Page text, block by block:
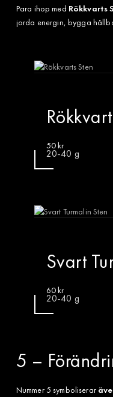
Para ihop med Rökkvarts
jorda energin, bygga
50kr
20-40 g
Svart
60kr
20-40 g
5 –
Nummer 5 symboliserar